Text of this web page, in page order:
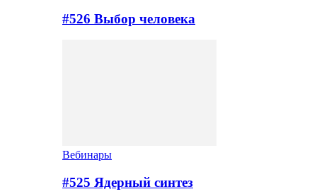
#526 Выбор человека
Вебинары
#525 Ядерный синтез